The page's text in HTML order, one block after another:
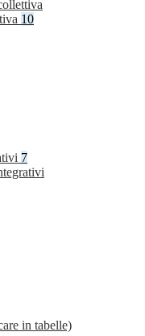
10
7
in tabelle)